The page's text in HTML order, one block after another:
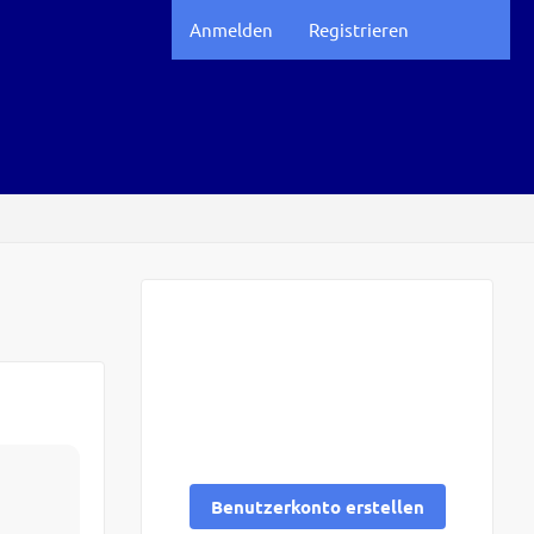
Anmelden Registrieren
Benutzerkonto erstellen